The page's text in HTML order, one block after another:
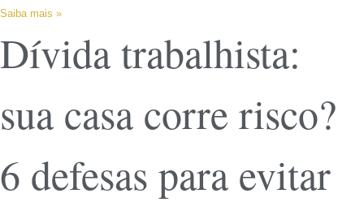
Saiba mais »
Dívida trabalhista:
sua casa corre risco?
6 defesas para evitar